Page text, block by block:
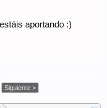
aportando :)
Siguiente >